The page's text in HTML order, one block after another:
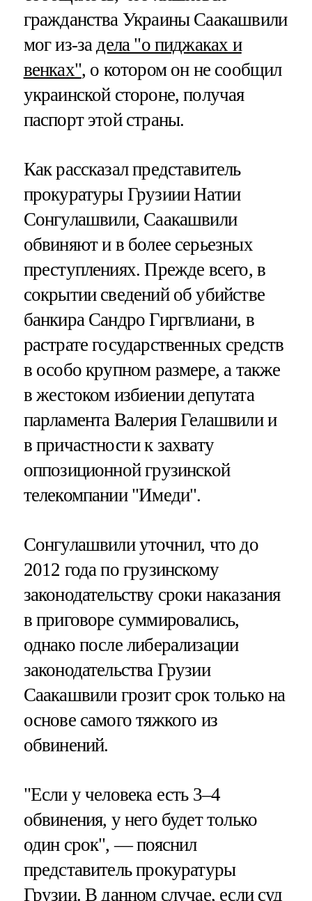
гражданства Украины Саакашвили
мог из-за дела "о пиджаках и
венках", о котором он не сообщил
украинской стороне, получая
паспорт этой страны.
Как рассказал представитель
прокуратуры Грузиии Натии
Сонгулашвили, Саакашвили
обвиняют и в более серьезных
преступлениях. Прежде всего, в
сокрытии сведений об убийстве
банкира Сандро Гиргвлиани, в
растрате государственных средств
в особо крупном размере, а также
в жестоком избиении депутата
парламента Валерия Гелашвили и
в причастности к захвату
оппозиционной грузинской
телекомпании "Имеди".
Сонгулашвили уточнил, что до
2012 года по грузинскому
законодательству сроки наказания
в приговоре суммировались,
однако после либерализации
законодательства Грузии
Саакашвили грозит срок только на
основе самого тяжкого из
обвинений.
"Если у человека есть 3–4
обвинения, у него будет только
один срок", — пояснил
представитель прокуратуры
Грузии. В данном случае, если суд